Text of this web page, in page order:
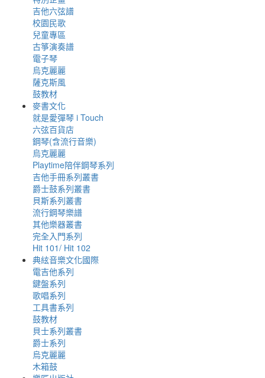
吉他六弦譜
校園民歌
兒童專區
古箏演奏譜
電子琴
烏克麗麗
薩克斯風
鼓教材
麥書文化
就是愛彈琴 i Touch
六弦百貨店
鋼琴(含流行音樂)
烏克麗麗
Playtime陪伴鋼琴系列
吉他手冊系列叢書
爵士鼓系列叢書
貝斯系列叢書
流行鋼琴樂譜
其他樂器叢書
完全入門系列
Hit 101/ Hit 102
典絃音樂文化國際
電吉他系列
鍵盤系列
歌唱系列
工具書系列
鼓教材
貝士系列叢書
爵士系列
烏克麗麗
木箱鼓